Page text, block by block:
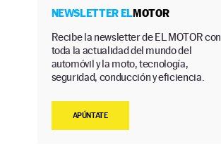
NEWSLETTER ELMOTOR
Recibe la newsletter de EL MOTOR con
toda la actualidad del mundo del
automóvil y la moto, tecnología,
seguridad, conducción y eficiencia.
APÚNTATE